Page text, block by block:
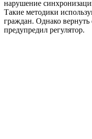
нарушение
Такие методики
граждан. Однако
предупредил регулятор.